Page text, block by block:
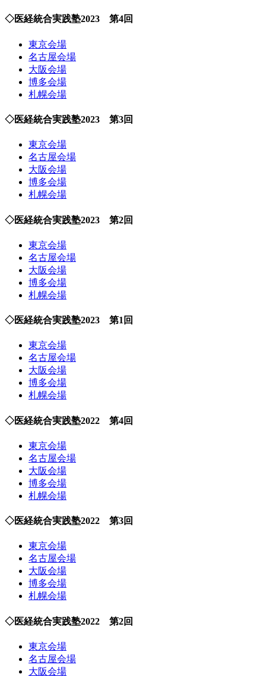
◇医経統合実践塾2023 第4回
東京会場
名古屋会場
大阪会場
博多会場
札幌会場
◇医経統合実践塾2023 第3回
東京会場
名古屋会場
大阪会場
博多会場
札幌会場
◇医経統合実践塾2023 第2回
東京会場
名古屋会場
大阪会場
博多会場
札幌会場
◇医経統合実践塾2023 第1回
東京会場
名古屋会場
大阪会場
博多会場
札幌会場
◇医経統合実践塾2022 第4回
東京会場
名古屋会場
大阪会場
博多会場
札幌会場
◇医経統合実践塾2022 第3回
東京会場
名古屋会場
大阪会場
博多会場
札幌会場
◇医経統合実践塾2022 第2回
東京会場
名古屋会場
大阪会場